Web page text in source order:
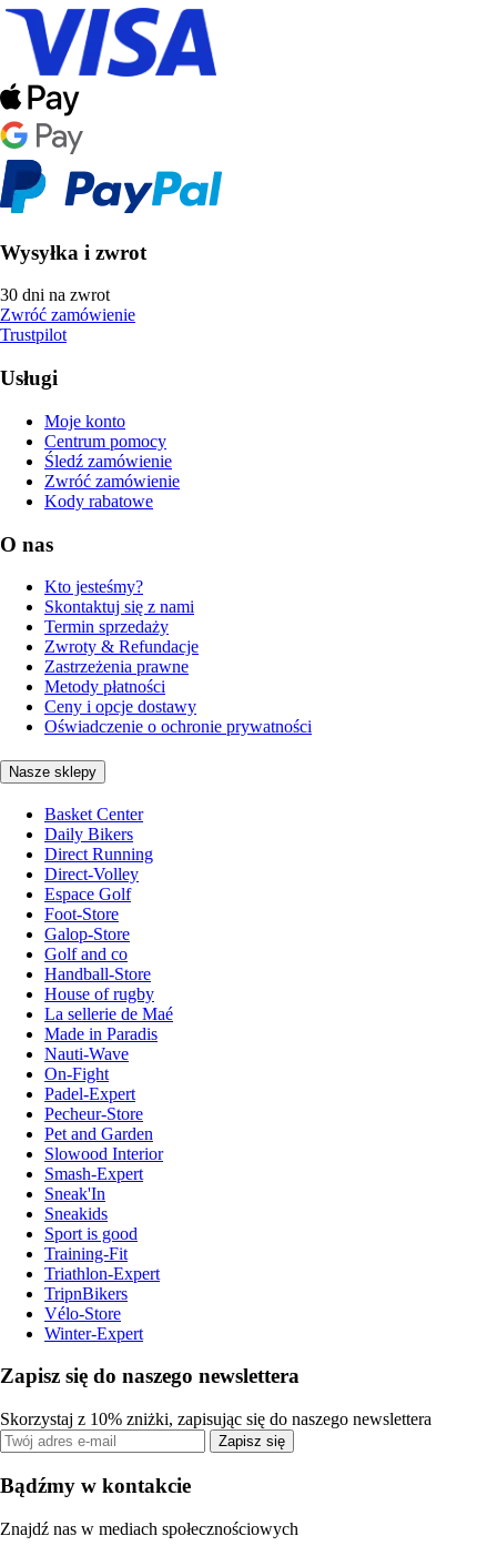
Wysyłka i zwrot
30 dni na zwrot
Zwróć zamówienie
Trustpilot
Usługi
Moje konto
Centrum pomocy
Śledź zamówienie
Zwróć zamówienie
Kody rabatowe
O nas
Kto jesteśmy?
Skontaktuj się z nami
Termin sprzedaży
Zwroty & Refundacje
Zastrzeżenia prawne
Metody płatności
Ceny i opcje dostawy
Oświadczenie o ochronie prywatności
Nasze sklepy
Basket Center
Daily Bikers
Direct Running
Direct-Volley
Espace Golf
Foot-Store
Galop-Store
Golf and co
Handball-Store
House of rugby
La sellerie de Maé
Made in Paradis
Nauti-Wave
On-Fight
Padel-Expert
Pecheur-Store
Pet and Garden
Slowood Interior
Smash-Expert
Sneak'In
Sneakids
Sport is good
Training-Fit
Triathlon-Expert
TripnBikers
Vélo-Store
Winter-Expert
Zapisz się do naszego newslettera
Skorzystaj z 10% zniżki, zapisując się do naszego newslettera
Zapisz się
Bądźmy w kontakcie
Znajdź nas w mediach społecznościowych